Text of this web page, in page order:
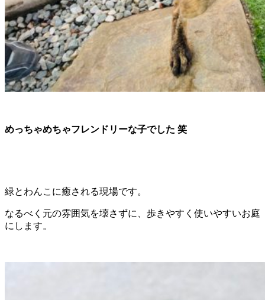
めっちゃめちゃフレンドリーな子でした 笑
緑とわんこに癒される現場です。
なるべく元の雰囲気を壊さずに、歩きやすく使いやすいお庭
にします。